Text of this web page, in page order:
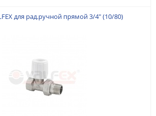
для рад.ручной прямой 3/4" (10/80)